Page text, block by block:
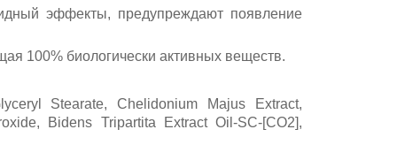
эффекты, предупреждают появление
100% биологически активных веществ.
Stearate, Chelidonium Majus Extract,
Bidens Tripartita Extract Oil-SC-[CO2],